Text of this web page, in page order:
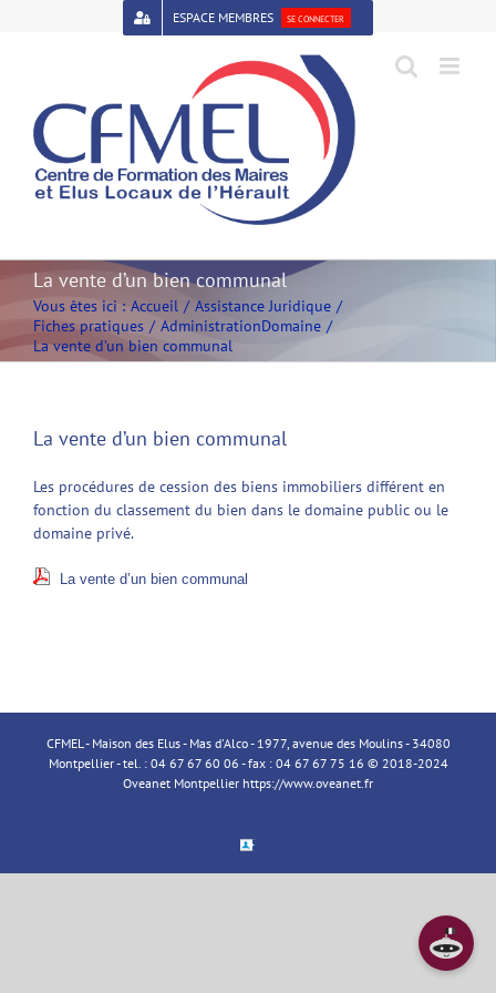
Open toolbar
ESPACE MEMBRES SE CONNECTER
La vente d’un bien communal
Vous êtes ici : Accueil
Assistance Juridique
Fiches pratiques
AdministrationDomaine
La vente d’un bien communal
La vente d’un bien communal
Les procédures de cession des biens immobiliers différent en
fonction du classement du bien dans le domaine public ou le
domaine privé.
La vente d’un bien communal
CFMEL - Maison des Elus - Mas d'Alco - 1977, avenue des Moulins - 34080
Montpellier - tel. : 04 67 67 60 06 - fax : 04 67 67 75 16 © 2018-2024
Oveanet Montpellier https://www.oveanet.fr
Espace